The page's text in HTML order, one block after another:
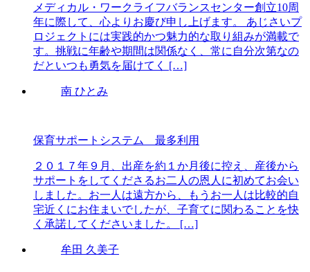
メディカル・ワークライフバランスセンター創立10周
年に際して、心よりお慶び申し上げます。 あじさいプ
ロジェクトには実践的かつ魅力的な取り組みが満載で
す。挑戦に年齢や期間は関係なく、常に自分次第なの
だといつも勇気を届けてく […]
南 ひとみ
保育サポートシステム 最多利用
２０１７年９月、出産を約１か月後に控え、産後から
サポートをしてくださるお二人の恩人に初めてお会い
しました。お一人は遠方から、もうお一人は比較的自
宅近くにお住まいでしたが、子育てに関わることを快
く承諾してくださいました。 […]
牟田 久美子